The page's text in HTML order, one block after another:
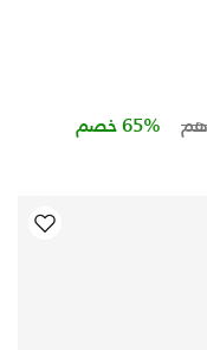
Price to 65% خصم